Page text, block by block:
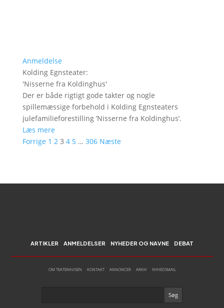
Anmeldelse
Kolding Egnsteater:
'Nisserne fra Koldinghus'
Der er både rigtigt gode takter og nogle
spillemæssige forbehold i Kolding Egnsteaters
julefamilieforestilling ’Nisserne fra Koldinghus’.
Læs mere
Forrige 1 2 3 4 5 … 306 Næste
ARTIKLER ANMELDELSER NYHEDER OG NAVNE DEBAT
OM TEATERAVISEN KONTAKT ANNONCER ARKIV NYHEDSMAIL